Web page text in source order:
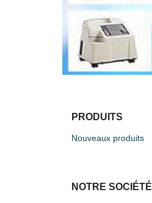
PRODUITS
Nouveaux produits
NOTRE SOCIÉTÉ